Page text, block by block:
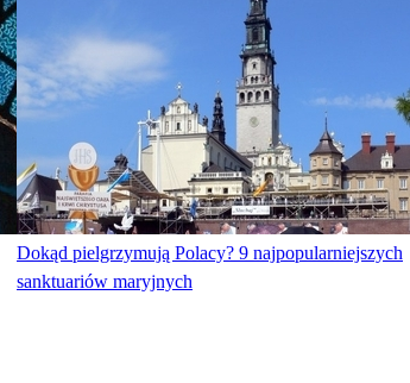
Dokąd pielgrzymują Polacy? 9 najpopularniejszych
sanktuariów maryjnych